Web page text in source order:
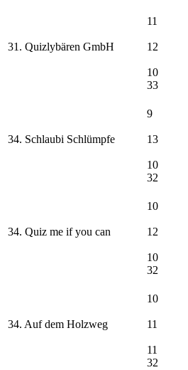
31. Quizlybären GmbH
11
12
10
33
34. Schlaubi Schlümpfe
9
13
10
32
34. Quiz me if you can
10
12
10
32
34. Auf dem Holzweg
10
11
11
32